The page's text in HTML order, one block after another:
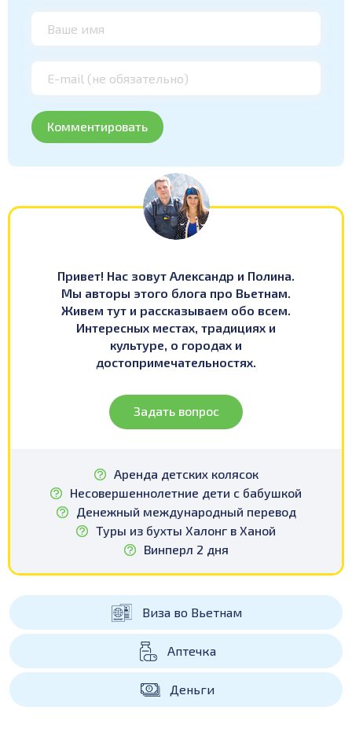
Привет! Нас зовут Александр и Полина.
Мы авторы этого блога про Вьетнам.
Живем тут и рассказываем обо всем.
Интересных местах, традициях и
культуре, о городах и
достопримечательностях.
Задать вопрос
Аренда детских колясок
Несовершеннолетние дети с бабушкой
Денежный международный перевод
Туры из бухты Халонг в Ханой
Винперл 2 дня
Виза во Вьетнам
Аптечка
Деньги